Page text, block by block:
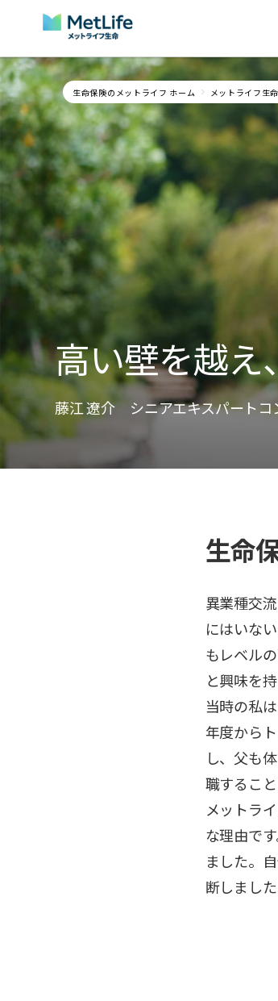
Skip Navigation
生命保険のメットライフ ホーム メットライフ生
高い壁を越え
藤江 遼介 シニアエキスパートコ
生命
異業種交
にはいな
もレベル
と興味を
当時の私
年度から
し、父も
職するこ
メットラ
な理由で
ました。
断しました